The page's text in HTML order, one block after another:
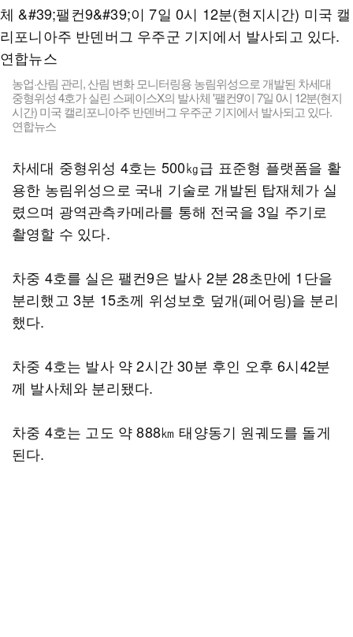
농업·산림 관리, 산림 변화 모니터링용 농림위성으로 개발된 차세대
중형위성 4호가 실린 스페이스X의 발사체 '팰컨9'이 7일 0시 12분(현지
시간) 미국 캘리포니아주 반덴버그 우주군 기지에서 발사되고 있다.
연합뉴스
차세대 중형위성 4호는 500㎏급 표준형 플랫폼을 활
용한 농림위성으로 국내 기술로 개발된 탑재체가 실
렸으며 광역관측카메라를 통해 전국을 3일 주기로
촬영할 수 있다.
차중 4호를 실은 팰컨9은 발사 2분 28초만에 1단을
분리했고 3분 15초께 위성보호 덮개(페어링)을 분리
했다.
차중 4호는 발사 약 2시간 30분 후인 오후 6시42분
께 발사체와 분리됐다.
차중 4호는 고도 약 888㎞ 태양동기 원궤도를 돌게
된다.